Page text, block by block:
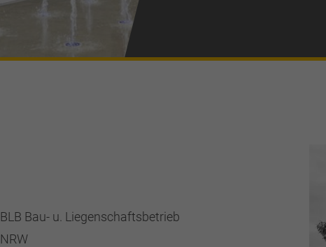
BLB Bau- u. Liegenschaftsbetrieb
NRW